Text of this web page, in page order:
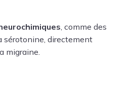
, comme des
sérotonine, directement
migraine.